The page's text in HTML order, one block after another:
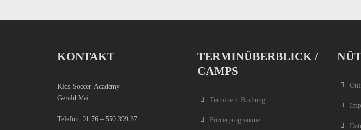
KONTAKT
Kids-Soccer-Academy
Gerald Mai
Telefon: 01 76 – 550 399 37
TERMINÜBERBLICK /
CAMPS
Termine + Buchung
Förderprogramme